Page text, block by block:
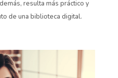
resulta más práctico y
de una biblioteca digital.